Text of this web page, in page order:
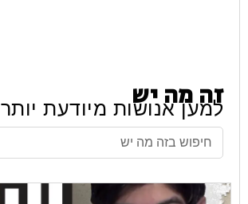
זה מה יש
למען אנושות מיודעת יותר